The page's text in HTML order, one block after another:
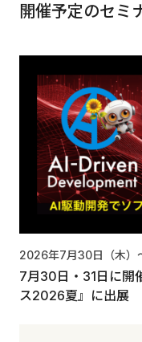
開催予定のセミ
2026年7月30日（木）
7月30日・31日に開
ス2026夏』に出展